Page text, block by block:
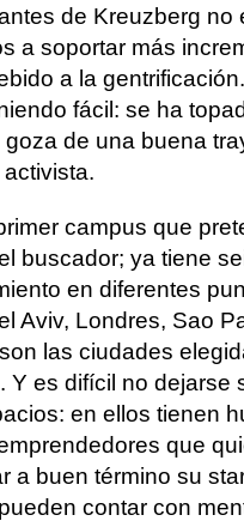
de Kreuzberg no
a soportar más
a la
fácil: se ha
de una buena
campus que
buscador; ya tiene
en diferentes
Aviv, Londres, Sao
las ciudades
Y es difícil no dejarse
en ellos tienen
que
a buen término su
contar con